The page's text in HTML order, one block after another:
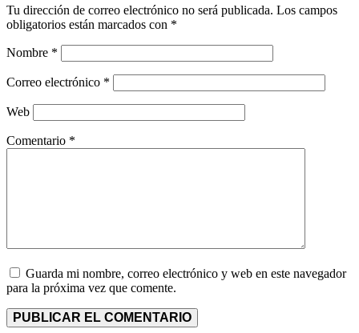
Tu dirección de correo electrónico no será publicada. Los campos
obligatorios están marcados con *
Nombre *
Correo electrónico *
Web
Comentario *
Guarda mi nombre, correo electrónico y web en este navegador
para la próxima vez que comente.